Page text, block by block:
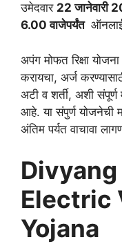
उमेदवार 22 जानेवारी
6.00 वाजेपर्यंत
अपंग मोफत रिक्षा
करायचा, अर्ज
अटी व शर्ती, अशी
आहे. या संपुर्ण योजनेची
अंतिम पर्यत वाचावा
Electric
Yojana